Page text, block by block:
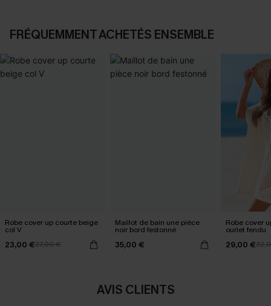
FRÉQUEMMENT ACHETÉS ENSEMBLE
Robe cover up courte beige
col V
23,00 €27,00 €
Maillot de bain une pièce
noir bord festonné
35,00 €
Robe cover
ourlet fendu
29,00 €
AVIS CLIENTS